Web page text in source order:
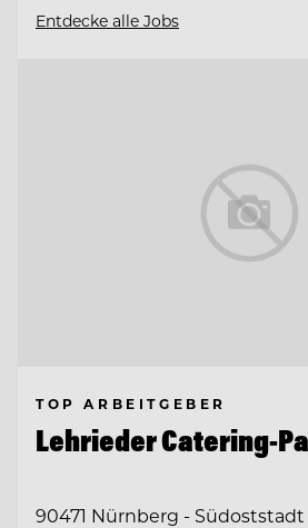
Entdecke alle Jobs
TOP ARBEITGEBER
Lehrieder Catering-
90471 Nürnberg -